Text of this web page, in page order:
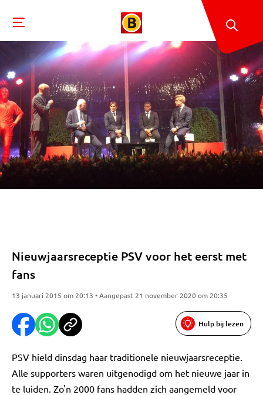
Nieuwjaarsreceptie PSV voor het eerst met
fans
13 januari 2015 om 20:13 • Aangepast 21 november 2020 om 20:35
Hulp bij lezen
PSV hield dinsdag haar traditionele nieuwjaarsreceptie.
Alle supporters waren uitgenodigd om het nieuwe jaar in
te luiden. Zo'n 2000 fans hadden zich aangemeld voor